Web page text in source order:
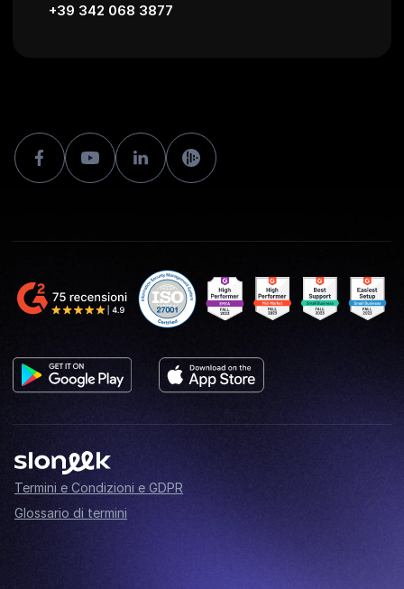
+39 342 068 3877
Termini e Condizioni e GDPR
Glossario di termini